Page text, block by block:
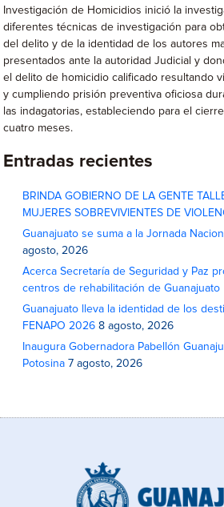
Investigación de Homicidios inició la
diferentes técnicas de investigación para
del delito y de la identidad de los autores
presentados ante la autoridad Judicial y
el delito de homicidio calificado resultando
y cumpliendo prisión preventiva oficiosa
las indagatorias, estableciendo para el
cuatro meses.
Entradas recientes
BRINDA GOBIERNO DE LA GENTE
MUJERES SOBREVIVIENTES DE
Guanajuato se suma a la Jornada
agosto, 2026
Acerca Secretaría de Seguridad y Paz
centros de rehabilitación de Guanajuato
Guanajuato lleva la identidad de los
FENAPO 2026 8 agosto, 2026
Inaugura Gobernadora Pabellón
Potosina 7 agosto, 2026